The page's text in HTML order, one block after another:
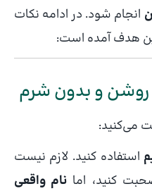
انجام شود. در ادامه نکات
هدف آمده است:
روشن و بدون شرم
می‌کنید:
استفاده کنید. لازم نیست
کنید، امانام واقعی